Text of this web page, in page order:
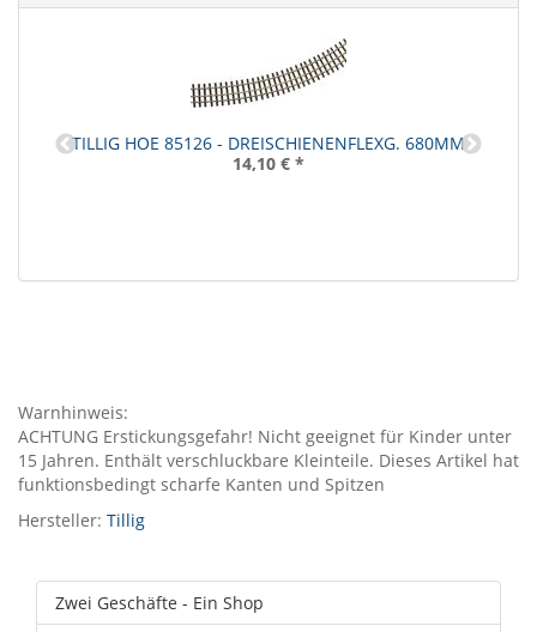
TILLIG HOE 85126 - DREISCHIENENFLEXG. 680MM
14,10 € *
Warnhinweis:
ACHTUNG Erstickungsgefahr! Nicht geeignet für Kinder unter
15 Jahren. Enthält verschluckbare Kleinteile. Dieses Artikel hat
funktionsbedingt scharfe Kanten und Spitzen
Hersteller: Tillig
Zwei Geschäfte - Ein Shop